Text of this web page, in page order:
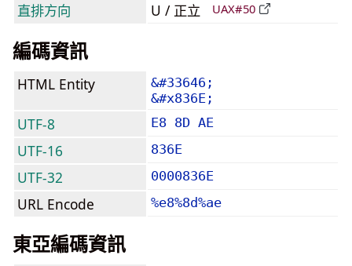
直排方向 U / 正立 UAX#50
編碼資訊
HTML Entity
&#33646;
&#x836E;
UTF-8 E8 8D AE
UTF-16 836E
UTF-32 0000836E
URL Encode %e8%8d%ae
東亞編碼資訊